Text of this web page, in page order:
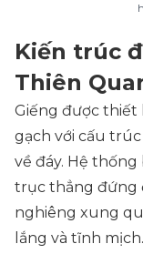
Kiến trúc
Thiên
Giếng được thiết
gạch với cấu
về đáy. Hệ
trục thẳng đứng
nghiêng xung
lắng và tĩnh mịch.